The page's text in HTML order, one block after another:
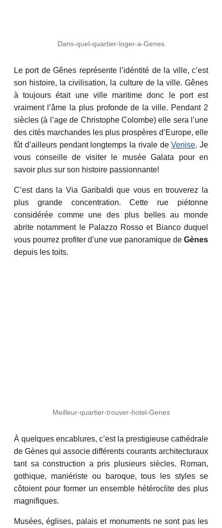
Dans-quel-quartier-loger-a-Genes
Le port de Gênes représente l’idéntité de la ville, c’est
son histoire, la civilisation, la culture de la ville. Gênes
à toujours était une ville maritime donc le port est
vraiment l’âme la plus profonde de la ville. Pendant 2
siècles (à l’age de Christophe Colombe) elle sera l’une
des cités marchandes les plus prospères d’Europe, elle
fût d’ailleurs pendant longtemps la rivale deVenise. Je
vous conseille de visiter le musée Galata pour en
savoir plus sur son histoire passionnante!
C’est dans la Via Garibaldi que vous en trouverez la
plus grande concentration. Cette rue piétonne
considérée comme une des plus belles au monde
abrite notamment le Palazzo Rosso et Bianco duquel
vous pourrez profiter d’une vue panoramique de Gènes
depuis les toits.
Meilleur-quartier-trouver-hotel-Genes
À quelques encablures, c’est la prestigieuse cathédrale
de Gènes qui associe différents courants architecturaux
tant sa construction a pris plusieurs siècles. Roman,
gothique, maniériste ou baroque, tous les styles se
côtoient pour former un ensemble hétéroclite des plus
magnifiques.
Musées, églises, palais et monuments ne sont pas les